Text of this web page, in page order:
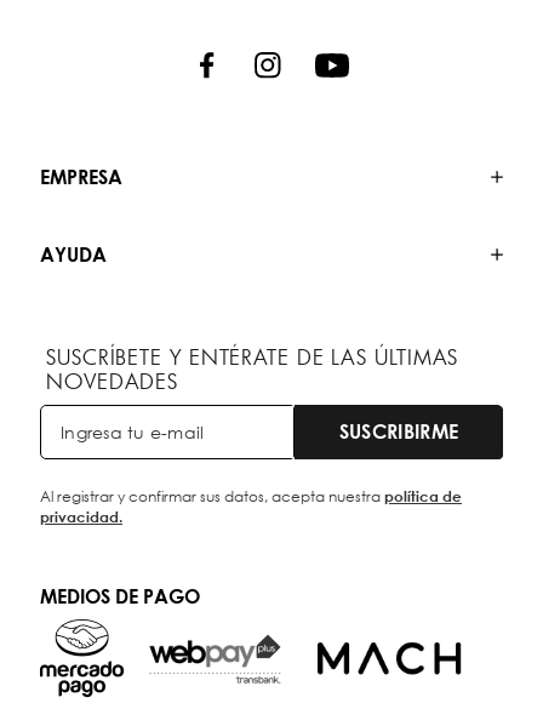
EMPRESA
AYUDA
SUSCRÍBETE Y ENTÉRATE DE LAS ÚLTIMAS
NOVEDADES
SUSCRIBIRME
Al registrar y confirmar sus datos, acepta nuestrapolítica de
privacidad.
MEDIOS DE PAGO